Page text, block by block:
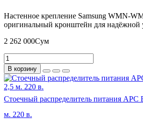
Настенное крепление Samsung WMN-
оригинальный кронштейн для надёжной
2 262 000Сум
В корзину
Стоечный распределитель питания APC
м. 220 в.